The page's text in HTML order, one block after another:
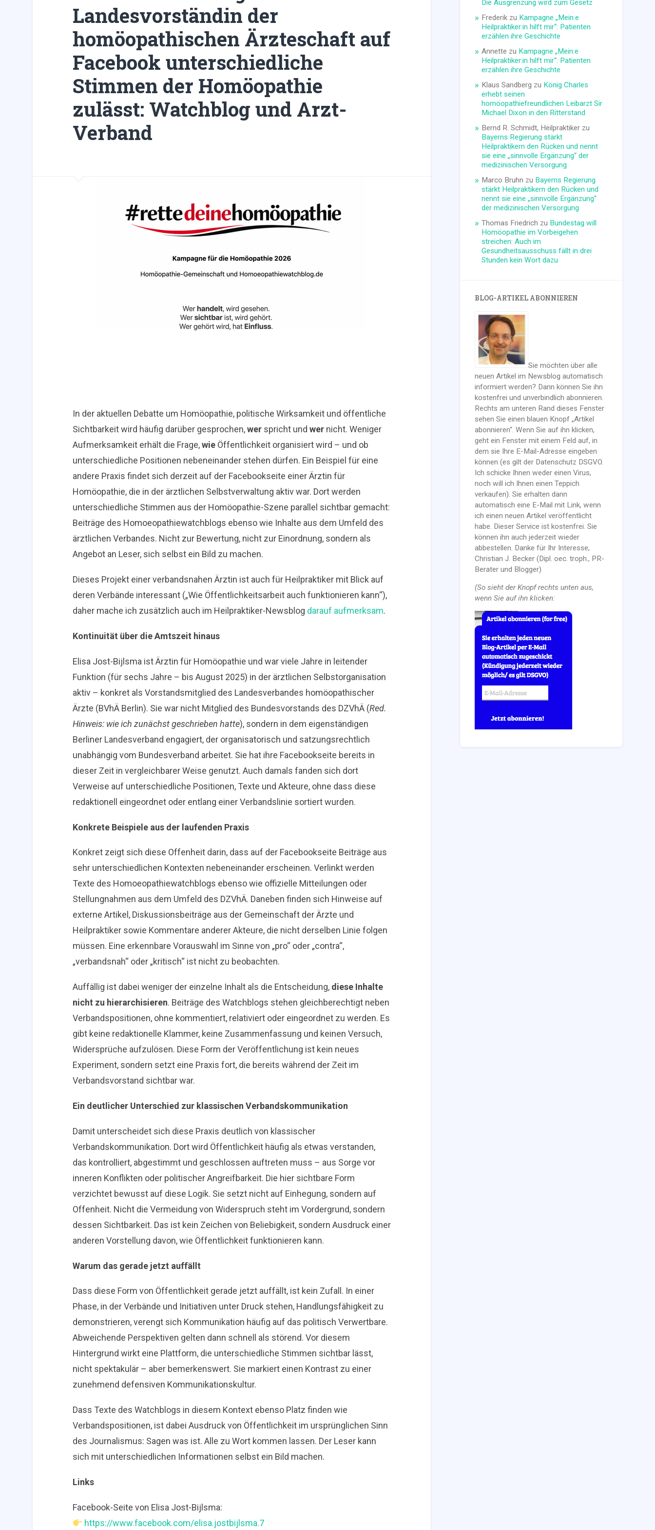
Landesvorständin der
homöopathischen Ärzteschaft auf
Facebook unterschiedliche
Stimmen der Homöopathie
zulässt: Watchblog und Arzt-
Verband
In der aktuellen Debatte um Homöopathie, politische Wirksamkeit und öffentliche
Sichtbarkeit wird häufig darüber gesprochen,werspricht und wernicht. Weniger
Aufmerksamkeit erhält die Frage,wieÖffentlichkeit organisiert wird – und ob
unterschiedliche Positionen nebeneinander stehen dürfen. Ein Beispiel für eine
andere Praxis findet sich derzeit auf der Facebookseite einer Ärztin für
Homöopathie, die in der ärztlichen Selbstverwaltung aktiv war. Dort werden
unterschiedliche Stimmen aus der Homöopathie-Szene parallel sichtbar gemacht:
Beiträge des Homoeopathiewatchblogs ebenso wie Inhalte aus dem Umfeld des
ärztlichen Verbandes. Nicht zur Bewertung, nicht zur Einordnung, sondern als
Angebot an Leser, sich selbst ein Bild zu machen.
Dieses Projekt einer verbandsnahen Ärztin ist auch für Heilpraktiker mit Blick auf
deren Verbände interessant („Wie Öffentlichkeitsarbeit auch funktionieren kann“),
daher mache ich zusätzlich auch im Heilpraktiker-Newsblog darauf aufmerksam.
Kontinuität über die Amtszeit hinaus
Elisa Jost-Bijlsma ist Ärztin für Homöopathie und war viele Jahre in leitender
Funktion (für sechs Jahre – bis August 2025) in der ärztlichen Selbstorganisation
aktiv – konkret als Vorstandsmitglied des Landesverbandes homöopathischer
Ärzte (BVhÄ Berlin). Sie war nicht Mitglied des Bundesvorstands des DZVhÄ (Red.
Hinweis: wie ich zunächst geschrieben hatte), sondern in dem eigenständigen
Berliner Landesverband engagiert, der organisatorisch und satzungsrechtlich
unabhängig vom Bundesverband arbeitet. Sie hat ihre Facebookseite bereits in
dieser Zeit in vergleichbarer Weise genutzt. Auch damals fanden sich dort
Verweise auf unterschiedliche Positionen, Texte und Akteure, ohne dass diese
redaktionell eingeordnet oder entlang einer Verbandslinie sortiert wurden.
Konkrete Beispiele aus der laufenden Praxis
Konkret zeigt sich diese Offenheit darin, dass auf der Facebookseite Beiträge aus
sehr unterschiedlichen Kontexten nebeneinander erscheinen. Verlinkt werden
Texte des Homoeopathiewatchblogs ebenso wie offizielle Mitteilungen oder
Stellungnahmen aus dem Umfeld des DZVhÄ. Daneben finden sich Hinweise auf
externe Artikel, Diskussionsbeiträge aus der Gemeinschaft der Ärzte und
Heilpraktiker sowie Kommentare anderer Akteure, die nicht derselben Linie folgen
müssen. Eine erkennbare Vorauswahl im Sinne von „pro“ oder „contra“,
„verbandsnah“ oder „kritisch“ ist nicht zu beobachten.
Auffällig ist dabei weniger der einzelne Inhalt als die Entscheidung, diese Inhalte
nicht zu hierarchisieren. Beiträge des Watchblogs stehen gleichberechtigt neben
Verbandspositionen, ohne kommentiert, relativiert oder eingeordnet zu werden. Es
gibt keine redaktionelle Klammer, keine Zusammenfassung und keinen Versuch,
Widersprüche aufzulösen. Diese Form der Veröffentlichung ist kein neues
Experiment, sondern setzt eine Praxis fort, die bereits während der Zeit im
Verbandsvorstand sichtbar war.
Ein deutlicher Unterschied zur klassischen Verbandskommunikation
Damit unterscheidet sich diese Praxis deutlich von klassischer
Verbandskommunikation. Dort wird Öffentlichkeit häufig als etwas verstanden,
das kontrolliert, abgestimmt und geschlossen auftreten muss – aus Sorge vor
inneren Konflikten oder politischer Angreifbarkeit. Die hier sichtbare Form
verzichtet bewusst auf diese Logik. Sie setzt nicht auf Einhegung, sondern auf
Offenheit. Nicht die Vermeidung von Widerspruch steht im Vordergrund, sondern
dessen Sichtbarkeit. Das ist kein Zeichen von Beliebigkeit, sondern Ausdruck einer
anderen Vorstellung davon, wie Öffentlichkeit funktionieren kann.
Warum das gerade jetzt auffällt
Dass diese Form von Öffentlichkeit gerade jetzt auffällt, ist kein Zufall. In einer
Phase, in der Verbände und Initiativen unter Druck stehen, Handlungsfähigkeit zu
demonstrieren, verengt sich Kommunikation häufig auf das politisch Verwertbare.
Abweichende Perspektiven gelten dann schnell als störend. Vor diesem
Hintergrund wirkt eine Plattform, die unterschiedliche Stimmen sichtbar lässt,
nicht spektakulär – aber bemerkenswert. Sie markiert einen Kontrast zu einer
zunehmend defensiven Kommunikationskultur.
Dass Texte des Watchblogs in diesem Kontext ebenso Platz finden wie
Verbandspositionen, ist dabei Ausdruck von Öffentlichkeit im ursprünglichen Sinn
des Journalismus: Sagen was ist. Alle zu Wort kommen lassen. Der Leser kann
sich mit unterschiedlichen Informationen selbst ein Bild machen.
Links
Facebook-Seite von Elisa Jost-Bijlsma:
https://www.facebook.com/elisa.jostbijlsma.7
Die Ausgrenzung wird zum Gesetz
Frederik zu Kampagne „Mein:e
Heilpraktiker:in hilft mir“: Patienten
erzählen ihre Geschichte
Annette zu Kampagne „Mein:e
Heilpraktiker:in hilft mir“: Patienten
erzählen ihre Geschichte
Klaus Sandberg zu König Charles
erhebt seinen
homöopathiefreundlichen Leibarzt Sir
Michael Dixon in den Ritterstand
Bernd R. Schmidt, Heilpraktiker zu
Bayerns Regierung stärkt
Heilpraktikern den Rücken und nennt
sie eine „sinnvolle Ergänzung“ der
medizinischen Versorgung
Marco Bruhn zu Bayerns Regierung
stärkt Heilpraktikern den Rücken und
nennt sie eine „sinnvolle Ergänzung“
der medizinischen Versorgung
Thomas Friedrich zu Bundestag will
Homöopathie im Vorbeigehen
streichen: Auch im
Gesundheitsausschuss fällt in drei
Stunden kein Wort dazu
BLOG-ARTIKEL ABONNIEREN
Sie möchten über alle
neuen Artikel im Newsblog automatisch
informiert werden? Dann können Sie ihn
kostenfrei und unverbindlich abonnieren.
Rechts am unteren Rand dieses Fenster
sehen Sie einen blauen Knopf „Artikel
abonnieren“. Wenn Sie auf ihn klicken,
geht ein Fenster mit einem Feld auf, in
dem sie Ihre E-Mail-Adresse eingeben
können (es gilt der Datenschutz DSGVO.
Ich schicke Ihnen weder einen Virus,
noch will ich Ihnen einen Teppich
verkaufen). Sie erhalten dann
automatisch eine E-Mail mit Link, wenn
ich einen neuen Artikel veröffentlicht
habe. Dieser Service ist kostenfrei. Sie
können ihn auch jederzeit wieder
abbestellen. Danke für Ihr Interesse,
Christian J. Becker (Dipl. oec. troph., PR-
Berater und Blogger)
(So sieht der Knopf rechts unten aus,
wenn Sie auf ihn klicken: